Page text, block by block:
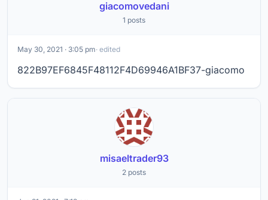
giacomovedani
1 posts
May 30, 2021 · 3:05 pm· edited
822B97EF6845F48112F4D69946A1BF37-giacomo
misaeltrader93
2 posts